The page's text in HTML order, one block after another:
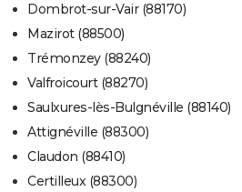
Dombrot-sur-Vair (88170)
Mazirot (88500)
Trémonzey (88240)
Valfroicourt (88270)
Saulxures-lès-Bulgnéville (88140)
Attignéville (88300)
Claudon (88410)
Certilleux (88300)